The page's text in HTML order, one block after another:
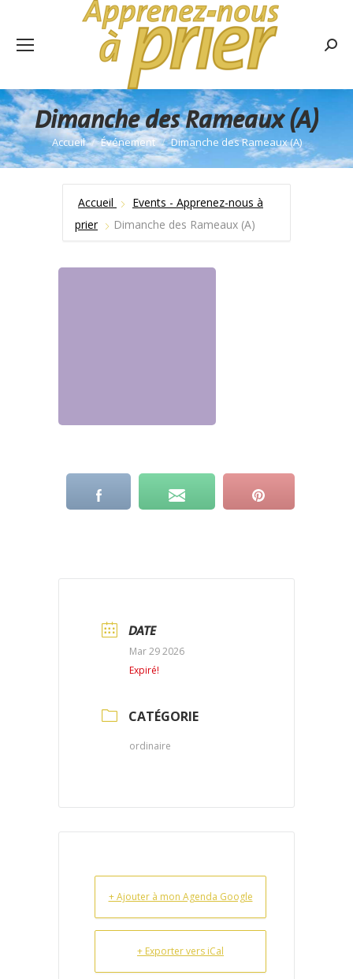
Dimanche des Rameaux (A)
Vous êtes ici :
Accueil Événement Dimanche des Rameaux (A)
Accueil
Events - Apprenez-nous à
prier
Dimanche des Rameaux (A)
DATE
Mar 29 2026
Expiré!
CATÉGORIE
ordinaire
+ Ajouter à mon Agenda Google
+ Exporter vers iCal